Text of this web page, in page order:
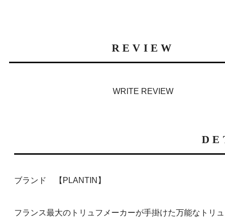
ブランド 【PLANTIN】
フランス最大のトリュフメーカーが手掛けた万能なトリ
REVIEW
WRITE REVIEW